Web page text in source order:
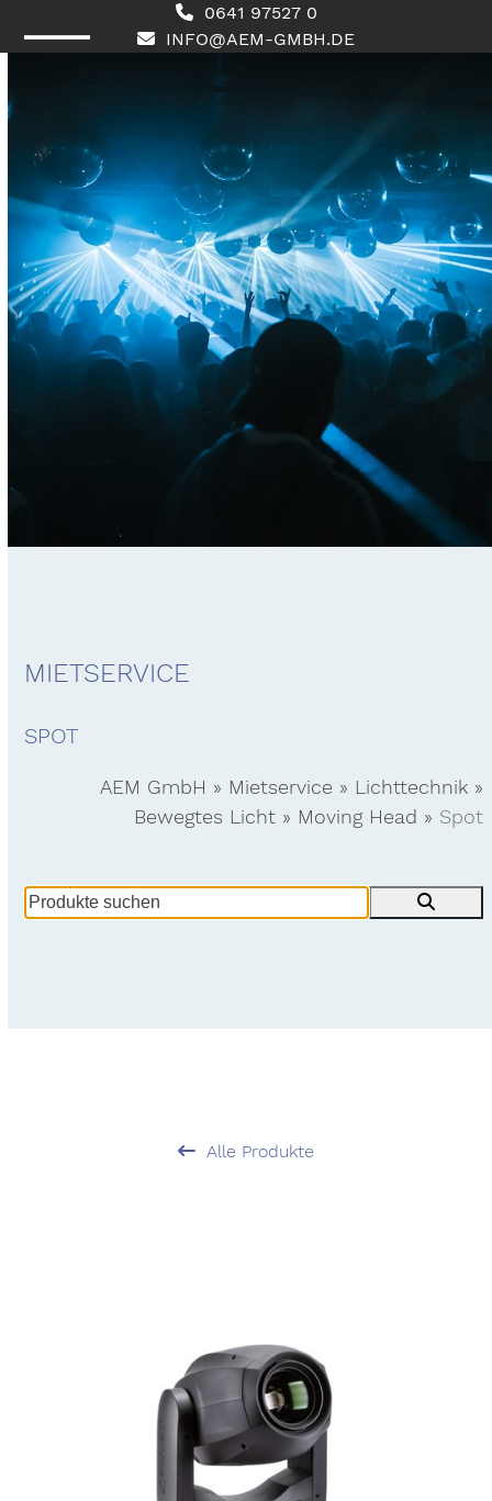
0641 97527 0
INFO@AEM-GMBH.DE
menu
menu
MIETSERVICE
SPOT
AEM GmbH » Mietservice » Lichttechnik »
Bewegtes Licht » Moving Head » Spot
Produkte
suchen
Alle Produkte